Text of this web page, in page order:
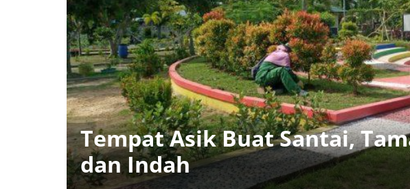
Tempat Asik Buat Santai,
dan Indah